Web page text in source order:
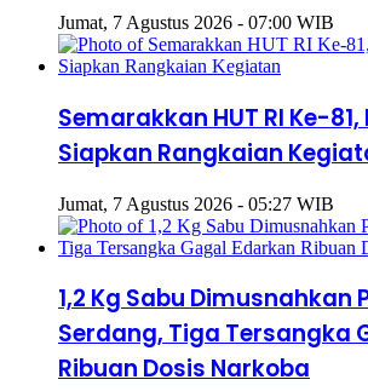
Jumat, 7 Agustus 2026 - 07:00 WIB
Semarakkan HUT RI Ke-
Siapkan Rangkaian
Jumat, 7 Agustus 2026 - 05:27 WIB
1,2 Kg Sabu Dimusnahkan
Serdang, Tiga Tersangka
Ribuan Dosis Narkoba